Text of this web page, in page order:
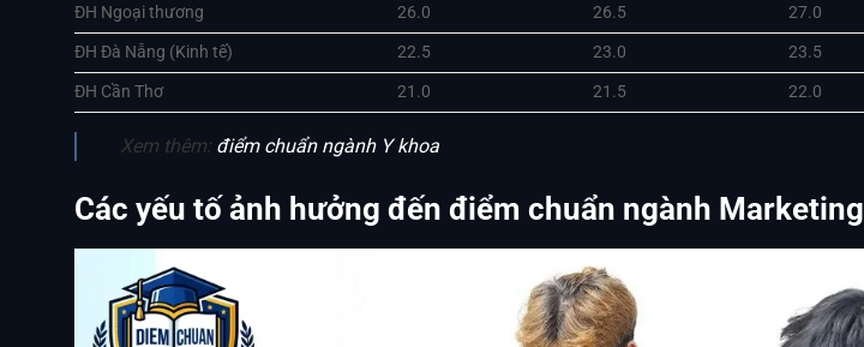
ĐH Ngoại thương
26.0 26.5 27.0
ĐH Đà Nẵng (Kinh tế)
22.5 23.0 23.5
ĐH Cần Thơ
21.0 21.5 22.0
Xem thêm: điểm chuẩn ngành Y khoa
Các yếu tố ảnh hưởng đến điểm chuẩn ngành Marketing